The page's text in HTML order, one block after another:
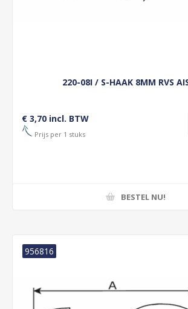
220-08I / S-HAAK 8MM RVS
€ 3,70 incl. BTW
Prijs per 1 stuks
BESTEL NU!
956816